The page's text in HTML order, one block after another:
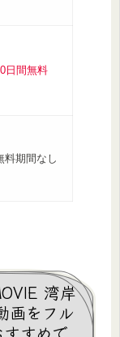
日間無料
料期間なし
湾岸
画をフル
すめで